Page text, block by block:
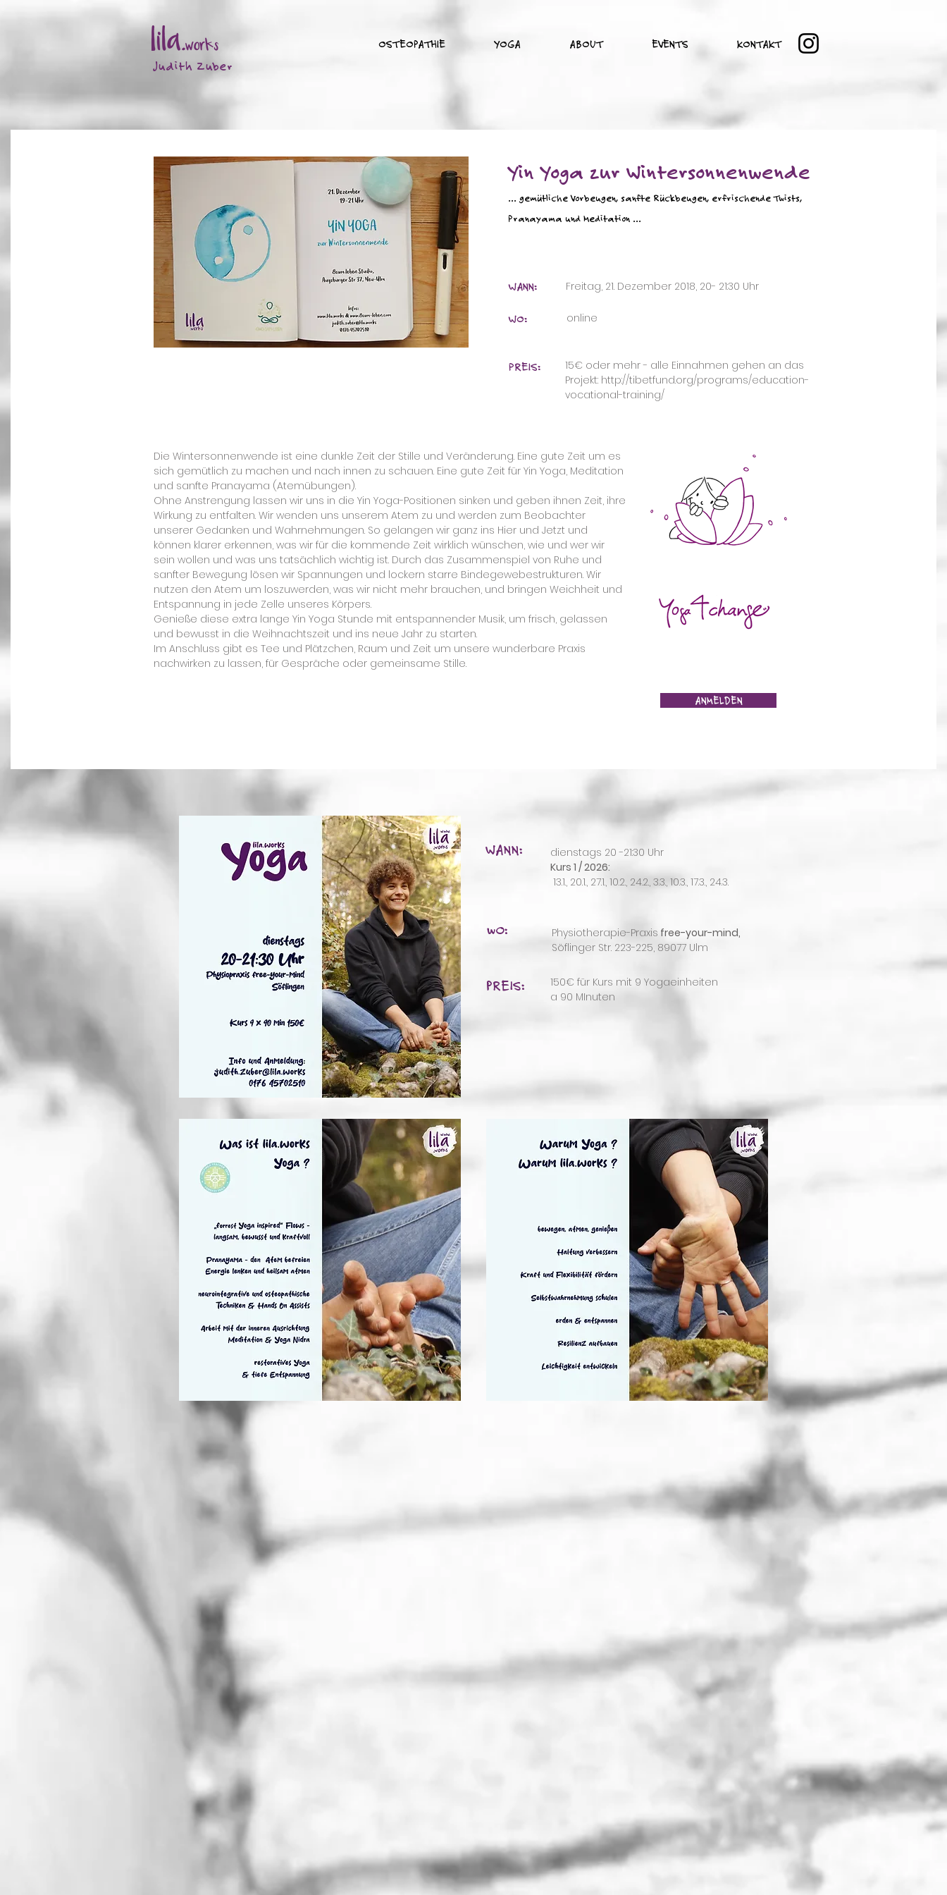
Judith Zuber
OSTEOPATHIE YOGA ABOUT EVENTS KONTAKT
Yin Yoga zur Wintersonnenwende
... gemütliche Vorbeugen, sanfte Rückbeugen, erfrischende Twists,
Pranayama und Meditation ...
WANN: Freitag, 21. Dezember 2018, 20- 21:30 Uhr
WO: online
PREIS:
15€ oder mehr - alle Einnahmen gehen an das
Projekt: http://tibetfund.org/programs/education-
vocational-training/
Die Wintersonnenwende ist eine dunkle Zeit der Stille und Veränderung. Eine gute Zeit um es
sich gemütlich zu machen und nach innen zu schauen. Eine gute Zeit für Yin Yoga, Meditation
und sanfte Pranayama (Atemübungen).
Ohne Anstrengung lassen wir uns in die Yin Yoga-Positionen sinken und geben ihnen Zeit, ihre
Wirkung zu entfalten. Wir wenden uns unserem Atem zu und werden zum Beobachter
unserer Gedanken und Wahrnehmungen. So gelangen wir ganz ins Hier und Jetzt und
können klarer erkennen, was wir für die kommende Zeit wirklich wünschen, wie und wer wir
sein wollen und was uns tatsächlich wichtig ist. Durch das Zusammenspiel von Ruhe und
sanfter Bewegung lösen wir Spannungen und lockern starre Bindegewebestrukturen. Wir
nutzen den Atem um loszuwerden, was wir nicht mehr brauchen, und bringen Weichheit und
Entspannung in jede Zelle unseres Körpers.
Genieße diese extra lange Yin Yoga Stunde mit entspannender Musik, um frisch, gelassen
und bewusst in die Weihnachtszeit und ins neue Jahr zu starten.
Im Anschluss gibt es Tee und Plätzchen, Raum und Zeit um unsere wunderbare Praxis
nachwirken zu lassen, für Gespräche oder gemeinsame Stille.
ANMELDEN
WANN:
dienstags 20 -21:30 Uhr
Kurs 1 / 2026:
13.1., 20.1., 27.1., 10.2., 24.2., 3.3., 10.3., 17.3., 24.3.
wO: Physiotherapie-Praxis free-your-mind,
Söflinger Str. 223-225, 89077 Ulm
PREIS:
150€ für Kurs mit 9 Yogaeinheiten
a 90 MInuten